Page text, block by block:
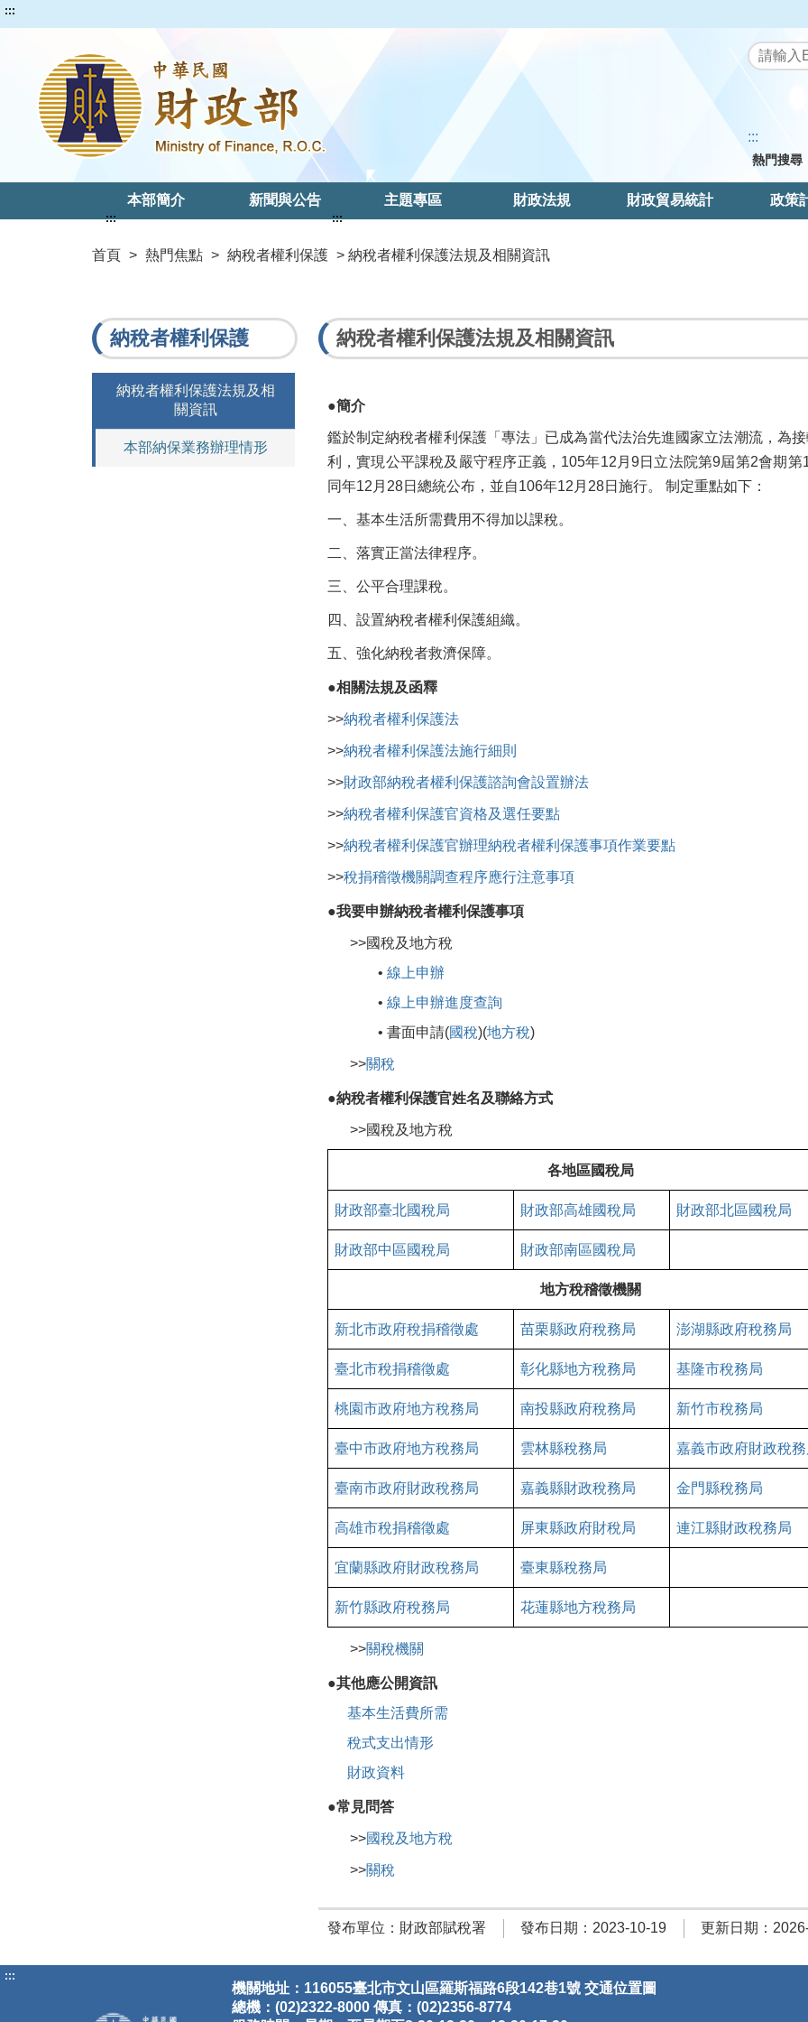
:::
:::
熱門搜尋
本部簡介 新聞與公告 主題專區 財政法規 財政貿易統計 政策
首頁 > 熱門焦點 > 納稅者權利保護 > 納稅者權利保護法規及相關資訊
:::
納稅者權利保護
納稅者權利保護法規及相
關資訊
本部納保業務辦理情形
:::
納稅者權利保護法規及相關資訊
●簡介
鑑於制定納稅者權利保護「專法」已成為當代法治先進國家立法潮流，為
利，實現公平課稅及嚴守程序正義，105年12月9日立法院第9屆第2會期
同年12月28日總統公布，並自106年12月28日施行。 制定重點如下：
一、基本生活所需費用不得加以課稅。
二、落實正當法律程序。
三、公平合理課稅。
四、設置納稅者權利保護組織。
五、強化納稅者救濟保障。
●相關法規及函釋
>>納稅者權利保護法
>>納稅者權利保護法施行細則
>>財政部納稅者權利保護諮詢會設置辦法
>>納稅者權利保護官資格及選任要點
>>納稅者權利保護官辦理納稅者權利保護事項作業要點
>>稅捐稽徵機關調查程序應行注意事項
●我要申辦納稅者權利保護事項
>>國稅及地方稅
• 線上申辦
•線上申辦進度查詢
• 書面申請(國稅)(地方稅)
>>關稅
●納稅者權利保護官姓名及聯絡方式
>>國稅及地方稅
各地區國稅局
財政部臺北國稅局 財政部高雄國稅局 財政部北區國稅局
財政部中區國稅局 財政部南區國稅局
地方稅稽徵機關
新北市政府稅捐稽徵處 苗栗縣政府稅務局 澎湖縣政府稅務局
臺北市稅捐稽徵處 彰化縣地方稅務局 基隆市稅務局
桃園市政府地方稅務局 南投縣政府稅務局 新竹市稅務局
臺中市政府地方稅務局 雲林縣稅務局 嘉義市政府財政稅
臺南市政府財政稅務局 嘉義縣財政稅務局 金門縣稅務局
高雄市稅捐稽徵處 屏東縣政府財稅局 連江縣財政稅務局
宜蘭縣政府財政稅務局 臺東縣稅務局
新竹縣政府稅務局 花蓮縣地方稅務局
>>關稅機關
●其他應公開資訊
基本生活費所需
稅式支出情形
財政資料
●常見問答
>>國稅及地方稅
>>關稅
發布單位：財政部賦稅署 發布日期：2023-10-19 更新日期：
:::
機關地址：116055臺北市文山區羅斯福路6段142巷1號 交通位置圖
總機：(02)2322-8000 傳真：(02)2356-8774